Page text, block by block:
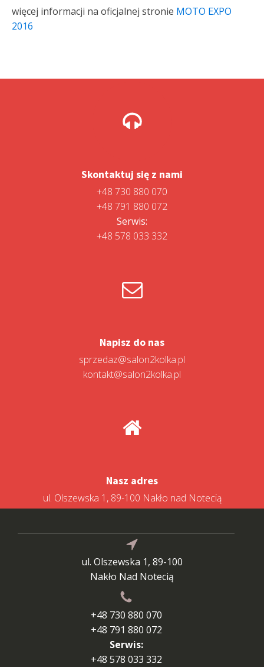
więcej informacji na oficjalnej stronie MOTO EXPO
2016
Skontaktuj się z nami
+48 730 880 070
+48 791 880 072
Serwis:
+48 578 033 332
Napisz do nas
sprzedaz@salon2kolka.pl
kontakt@salon2kolka.pl
Nasz adres
ul. Olszewska 1, 89-100 Nakło nad Notecią
ul. Olszewska 1, 89-100
Nakło Nad Notecią
+48 730 880 070
+48 791 880 072
Serwis:
+48 578 033 332